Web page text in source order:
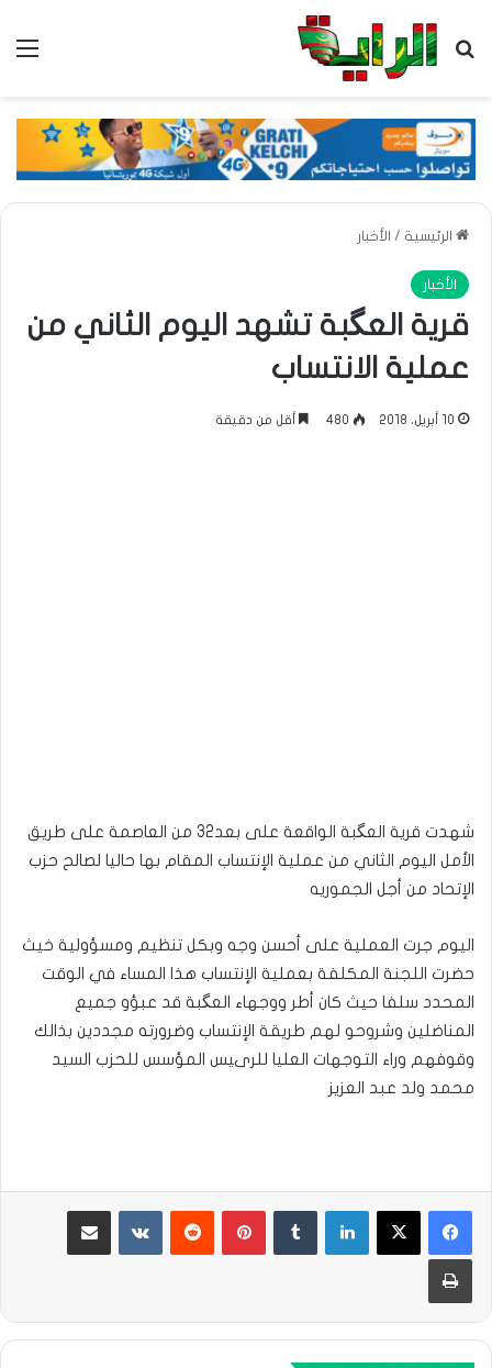
بحث عن
الرئيسية / الأخبار
الأخبار
قرية العگبة تشهد اليوم الثاني من
عملية الانتساب
10 أبريل، 2018 480 أقل من دقيقة
شهدت قرية العگبة الواقعة على بعد32 من العاصمة على طريق
الأمل اليوم الثاني من عملية الإنتساب المقام بها حاليا لصالح حزب
الإتحاد من أجل الجموريه
اليوم جرت العملية على أحسن وجه وبكل تنظيم ومسؤولية خيث
حضرت اللجنة المكلفة بعملية الإنتساب هذا المساء في الوقت
المحدد سلفا حيث كان أطر ووجهاء العگبة قد عبؤو جميع
المناضلين وشروحو لهم طريقة الإنتساب وضرورته مجددين بذالك
وقوفهم وراء التوجهات العليا للرىيس المؤسس للحزب السيد
محمد ولد عبد العزيز
لينكدإن بينتيريست مشاركة عبر البريد
طباعة